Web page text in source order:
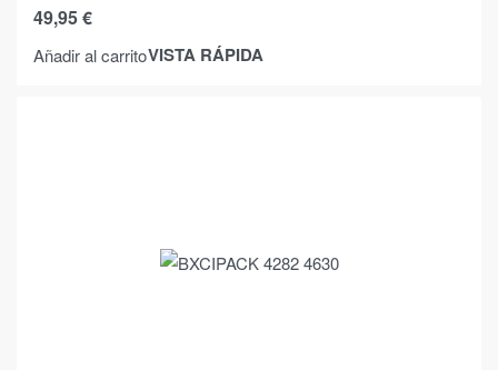
49,95€
Añadir al carritoVISTA RÁPIDA